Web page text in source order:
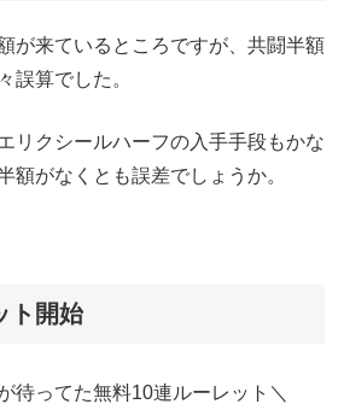
が来ているところですが、共闘半額
誤算でした。
リクシールハーフの入手手段もかな
額がなくとも誤差でしょうか。
ト開始
待ってた無料10連ルーレット＼